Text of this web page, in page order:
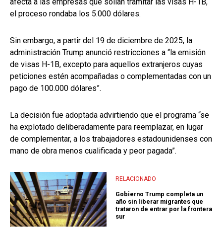
afecta a las empresas que solían tramitar las visas H-1B,
el proceso rondaba los 5.000 dólares.
Sin embargo, a partir del 19 de diciembre de 2025, la
administración Trump anunció restricciones a “la emisión
de visas H-1B, excepto para aquellos extranjeros cuyas
peticiones estén acompañadas o complementadas con un
pago de 100.000 dólares”.
La decisión fue adoptada advirtiendo que el programa “se
ha explotado deliberadamente para reemplazar, en lugar
de complementar, a los trabajadores estadounidenses con
mano de obra menos cualificada y peor pagada”.
RELACIONADO
Gobierno Trump completa un
año sin liberar migrantes que
trataron de entrar por la frontera
sur